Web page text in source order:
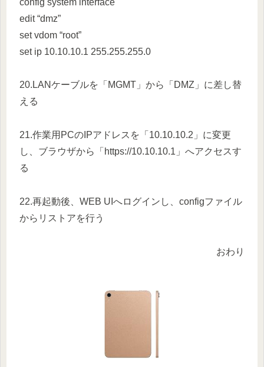
edit “dmz”
set vdom “root”
set ip 10.10.10.1 255.255.255.0
20.LANケーブルを「MGMT」から「DMZ」に差し替
える
21.作業用PCのIPアドレスを「10.10.10.2」に変更
し、ブラウザから「https://10.10.10.1」へアクセスす
る
22.再起動後、WEB UIへログインし、configファイル
からリストアを行う
おわり